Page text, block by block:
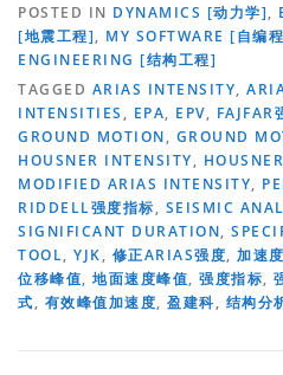
POSTED IN DYNAMICS [动力学],
[地震工程], MY SOFTWARE [自编
ENGINEERING [结构工程]
TAGGED ARIAS INTENSITY,
INTENSITIES , EPA, EPV, FAJFAR
GROUND MOTION, GROUND
HOUSNER INTENSITY,
MODIFIED ARIAS INTENSITY,
RIDDELL强度指标, SEISMIC
SIGNIFICANT DURATION,
TOOL, YJK, 修正ARIAS强度, 加速
位移峰值, 地面速度峰值, 强度指标,
式, 有效峰值加速度, 盈建科, 结构分